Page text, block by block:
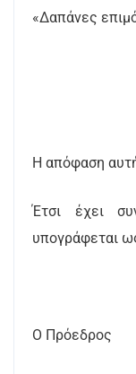
«Δαπάνες
Η απόφαση
Έτσι έχει
υπογράφεται
Ο